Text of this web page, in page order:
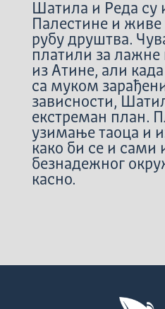
Шатила и Реда су
Палестине и
рубу друштва.
платили за лажне
из Атине, али
са муком
зависности,
екстреман план.
узимање таоца и
како би се и сами
безнадежног
касно.